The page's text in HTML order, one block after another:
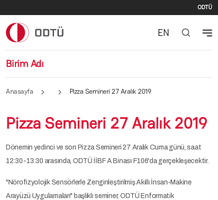
ODTÜ
Birim Adı
EN
Anasayfa Pizza Semineri 27 Aralık 2019
Pizza Semineri 27 Aralık 2019
Dönemin yedinci ve son Pizza Semineri 27 Aralık Cuma günü, saat
12:30-13:30 arasında, ODTÜ İİBF A Binası F106'da gerçekleşecektir.
"Nörofizyolojik Sensörlerle Zenginleştirilmiş Akıllı İnsan-Makine
Arayüzü Uygulamaları" başlıklı seminer, ODTÜ Enformatik